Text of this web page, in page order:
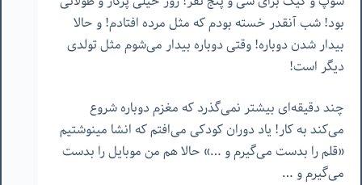
بود! شب آنقدر خسته بودم که مثل مرده افتادم! و حالا
بیدار شدن دوباره! وقتی دوباره بیدار می‌شوم مثل تولدی
دیگر است!
چند دقیقه‌ای بیشتر نمی‌گذرد که مغزم دوباره شروع
می‌کند به کار! یاد دوران کودکی می‌افتم که انشا مینوشتیم
«قلم را بدست می‌گیرم و …» حالا هم من موبایل را بدست
می‌گیرم و …